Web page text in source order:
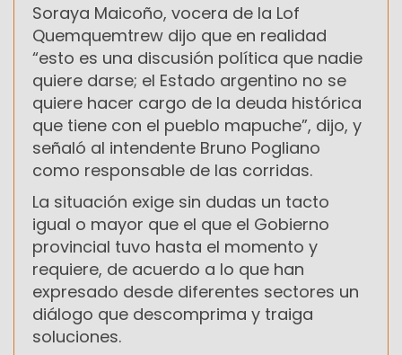
Soraya Maicoño, vocera de la Lof
Quemquemtrew dijo que en realidad
“esto es una discusión política que nadie
quiere darse; el Estado argentino no se
quiere hacer cargo de la deuda histórica
que tiene con el pueblo mapuche”, dijo, y
señaló al intendente Bruno Pogliano
como responsable de las corridas.
La situación exige sin dudas un tacto
igual o mayor que el que el Gobierno
provincial tuvo hasta el momento y
requiere, de acuerdo a lo que han
expresado desde diferentes sectores un
diálogo que descomprima y traiga
soluciones.